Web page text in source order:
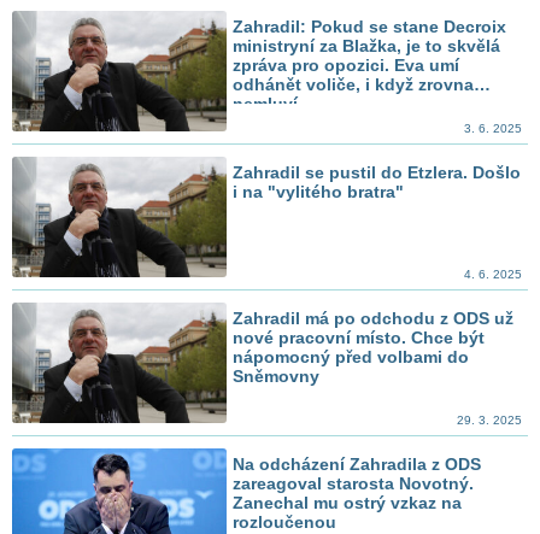
Zahradil: Pokud se stane Decroix
ministryní za Blažka, je to skvělá
zpráva pro opozici. Eva umí
odhánět voliče, i když zrovna
nemluví
3. 6. 2025
Zahradil se pustil do Etzlera. Došlo
i na "vylitého bratra"
4. 6. 2025
Zahradil má po odchodu z ODS už
nové pracovní místo. Chce být
nápomocný před volbami do
Sněmovny
29. 3. 2025
Na odcházení Zahradila z ODS
zareagoval starosta Novotný.
Zanechal mu ostrý vzkaz na
rozloučenou